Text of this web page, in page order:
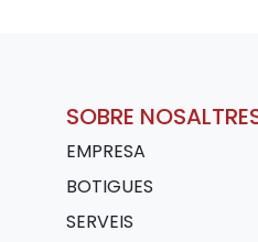
SOBRE
EMPRESA
BOTIGUES
SERVEIS